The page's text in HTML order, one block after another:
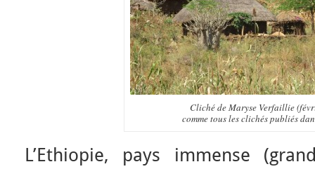
Cliché de Maryse Verfaillie
comme tous les clichés publiés
L’Ethiopie, pays immense